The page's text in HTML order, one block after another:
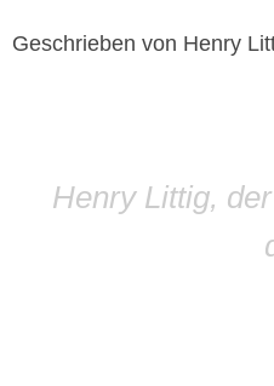
Geschrieben von Henry
Henry Littig,